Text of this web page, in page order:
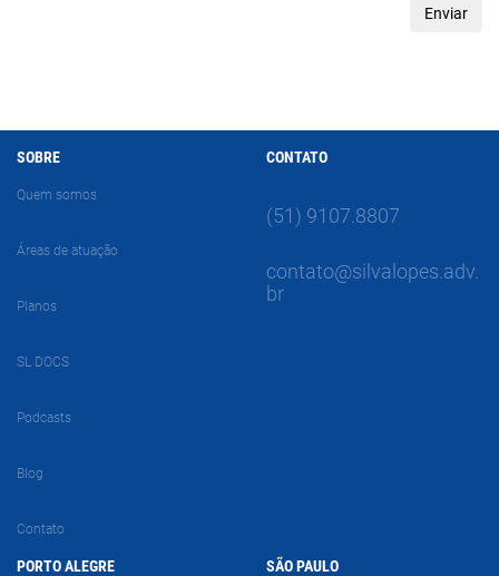
SOBRE
Quem somos
Áreas de atuação
Planos
SL DOCS
Podcasts
Blog
Contato
CONTATO
(51) 9107.8807
contato@silvalopes.adv.
br
PORTO ALEGRE SÃO PAULO